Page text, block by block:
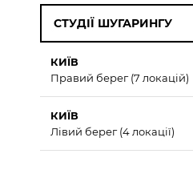
СТУДІЇ ШУГАРИНГУ
КИЇВ
Правий берег (7 локацій)
КИЇВ
Лівий берег (4 локації)